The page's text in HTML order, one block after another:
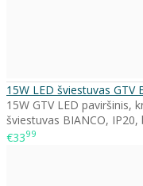
15W LED šviestuvas GTV
15W GTV LED paviršinis,
šviestuvas BIANCO, IP20,
€3399